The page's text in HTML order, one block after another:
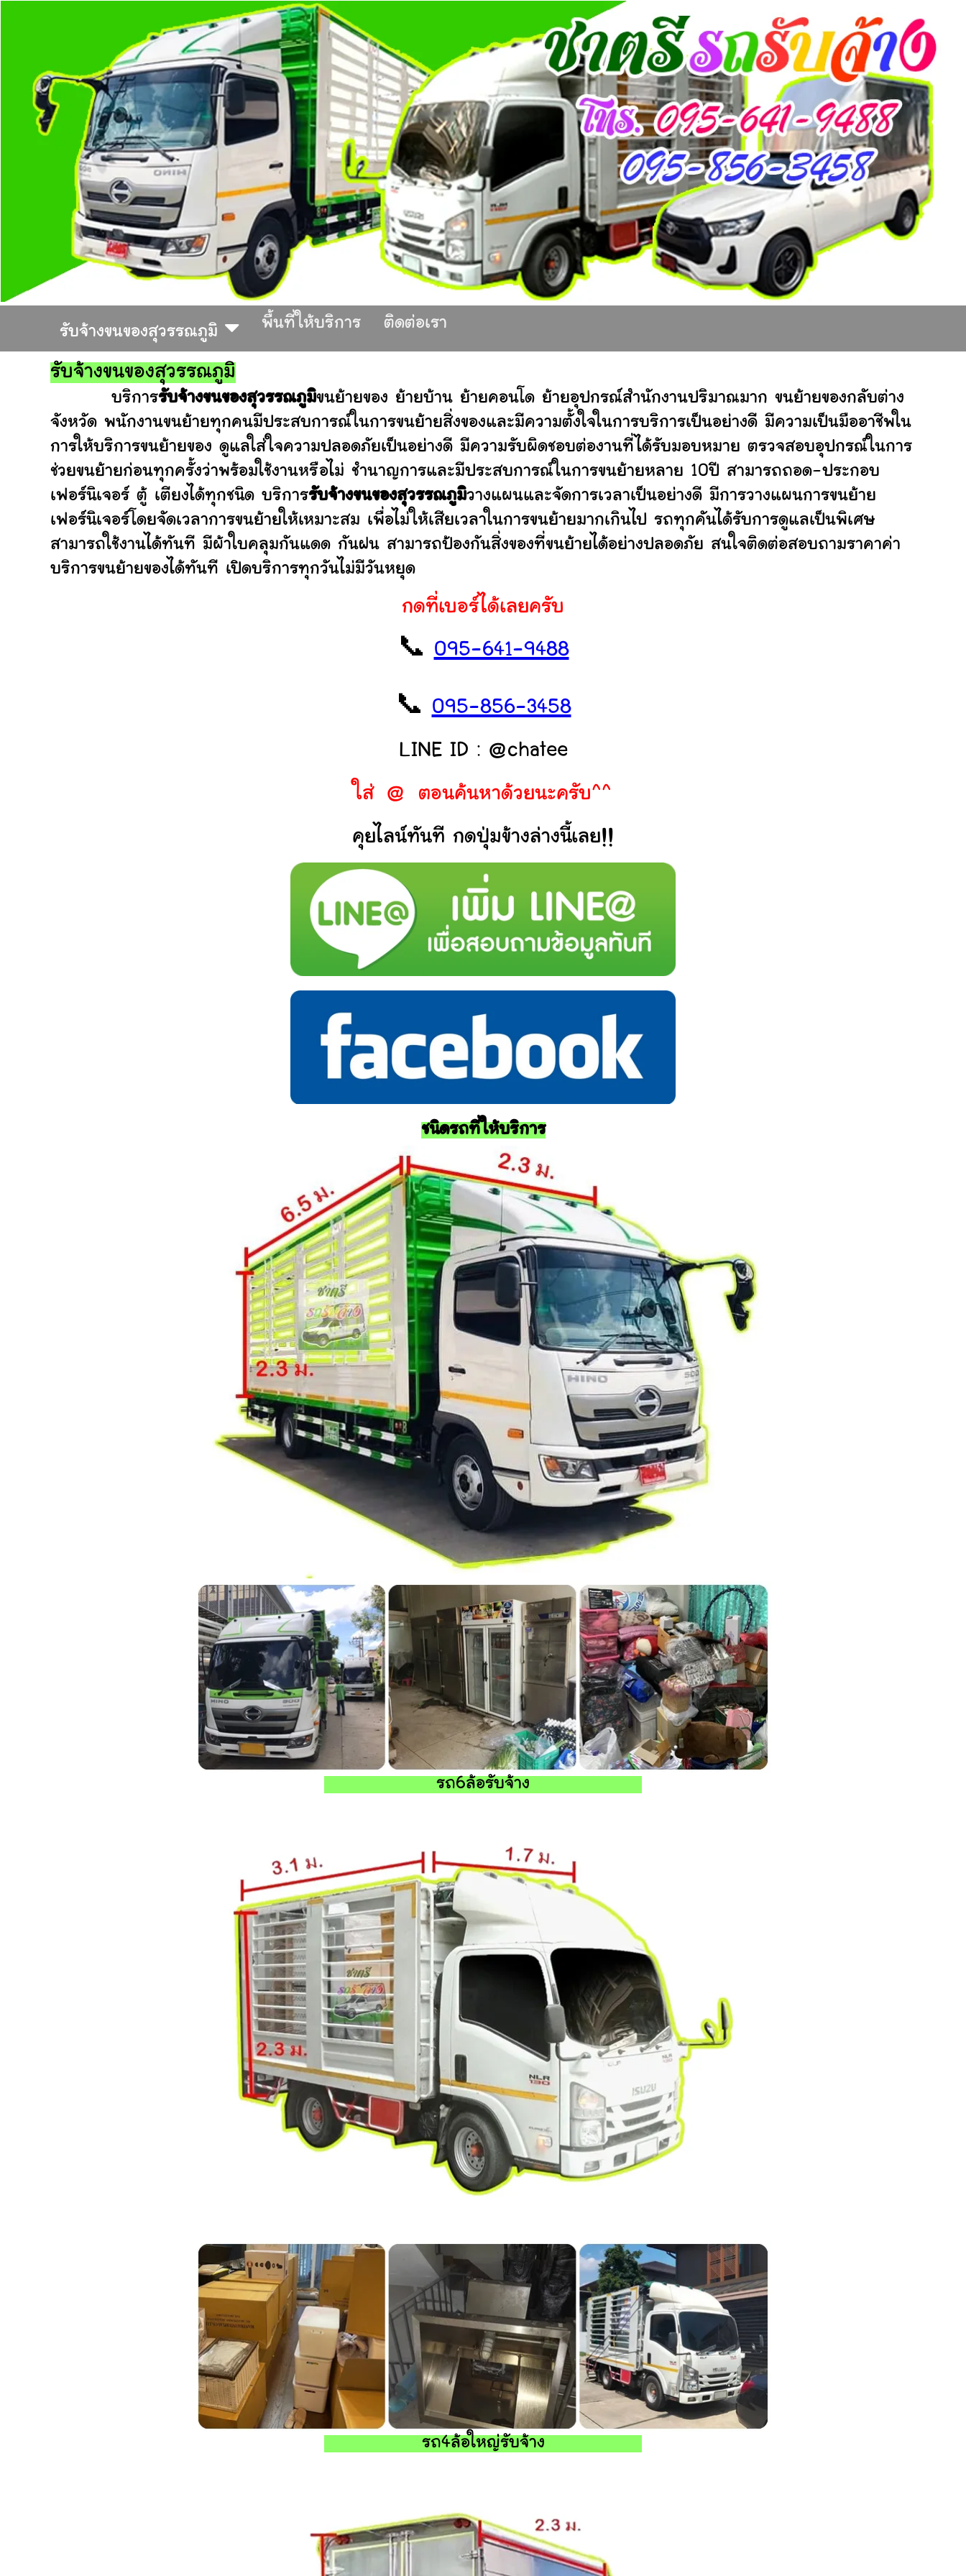
รับจ้างขนของสุวรรณภูมิ
พื้นที่ให้บริการ ติดต่อเรา
รับจ้างขนของสุวรรณภูมิ
บริการรับจ้างขนของสุวรรณภูมิขนย้ายของ ย้ายบ้าน ย้ายคอนโด ย้ายอุปกรณ์สำนักงานปริมาณมาก ขนย้ายของกลับต่าง
จังหวัด พนักงานขนย้ายทุกคนมีประสบการณ์ในการขนย้ายสิ่งของและมีความตั้งใจในการบริการเป็นอย่างดี มีความเป็นมืออาชีพใน
การให้บริการขนย้ายของ ดูแลใส่ใจความปลอดภัยเป็นอย่างดี มีความรับผิดชอบต่องานที่ได้รับมอบหมาย ตรวจสอบอุปกรณ์ในการ
ช่วยขนย้ายก่อนทุกครั้งว่าพร้อมใช้งานหรือไม่ ชำนาญการและมีประสบการณ์ในการขนย้ายหลาย 10ปี สามารถถอด-ประกอบ
เฟอร์นิเจอร์ ตู้ เตียงได้ทุกชนิด บริการรับจ้างขนของสุวรรณภูมิวางแผนและจัดการเวลาเป็นอย่างดี มีการวางแผนการขนย้าย
เฟอร์นิเจอร์โดยจัดเวลาการขนย้ายให้เหมาะสม เพื่อไม่ให้เสียเวลาในการขนย้ายมากเกินไป รถทุกคันได้รับการดูแลเป็นพิเศษ
สามารถใช้งานได้ทันที มีผ้าใบคลุมกันแดด กันฝน สามารถป้องกันสิ่งของที่ขนย้ายได้อย่างปลอดภัย สนใจติดต่อสอบถามราคาค่า
บริการขนย้ายของได้ทันที เปิดบริการทุกวันไม่มีวันหยุด
กดที่เบอร์ได้เลยครับ
📞 095-641-9488
📞 095-856-3458
LINE ID : @chatee
ใส่ @ ตอนค้นหาด้วยนะครับ^^
คุยไลน์ทันที กดปุ่มข้างล่างนี้เลย!!
ชนิดรถที่ให้บริการ
รถ6ล้อรับจ้าง
รถ4ล้อใหญ่รับจ้าง